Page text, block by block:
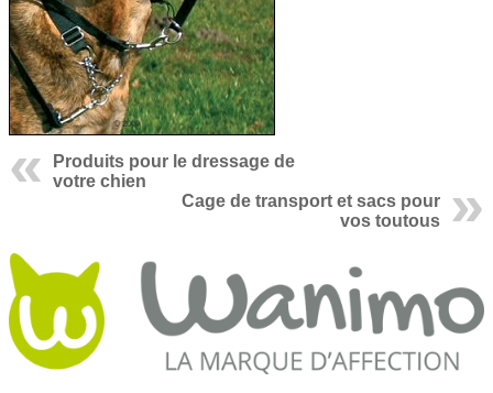
Produits pour le dressage de
votre chien
Cage de transport et sacs pour
vos toutous